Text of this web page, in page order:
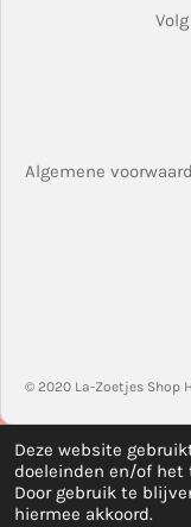
Deze website
doeleinden en/of
Door gebruik te
hiermee akkoord.
Algemene
© 2020 La-Zoetjes Shop